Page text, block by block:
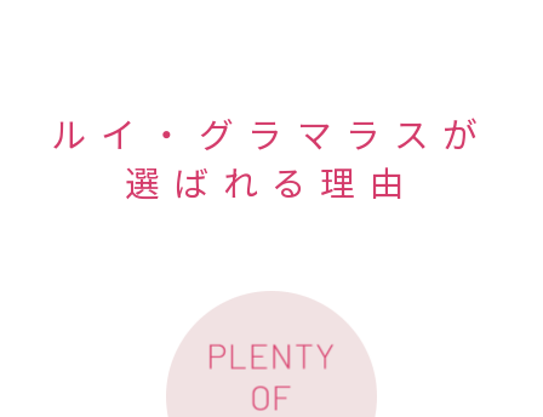
ルイ・グラマラスが
選ばれる理由